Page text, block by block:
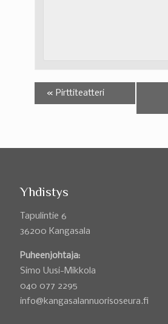
« Pirttiteatteri
Yhdistys
Tapulintie 6
36200 Kangasala
Puheenjohtaja:
Simo Uusi-Mikkola
040 077 2295
info@kangasalannuorisoseura.fi